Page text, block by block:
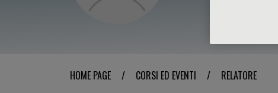
HOME PAGE / CORSI ED EVENTI / RELATORE